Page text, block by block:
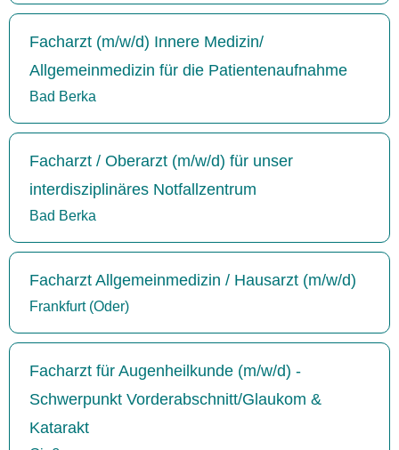
Facharzt (m/w/d) Innere Medizin/
Allgemeinmedizin für die Patientenaufnahme
Bad Berka
Facharzt / Oberarzt (m/w/d) für unser
interdisziplinäres Notfallzentrum
Bad Berka
Facharzt Allgemeinmedizin / Hausarzt (m/w/d)
Frankfurt (Oder)
Facharzt für Augenheilkunde (m/w/d) -
Schwerpunkt Vorderabschnitt/Glaukom &
Katarakt